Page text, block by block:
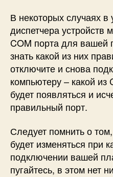
В некоторых случаях в
диспетчера устройств
COM порта для вашей
знать какой из них
отключите и снова
компьютеру – какой из
будет появляться и
правильный порт.
Следует помнить о
будет изменяться при
подключении вашей
пугайтесь, в этом нет